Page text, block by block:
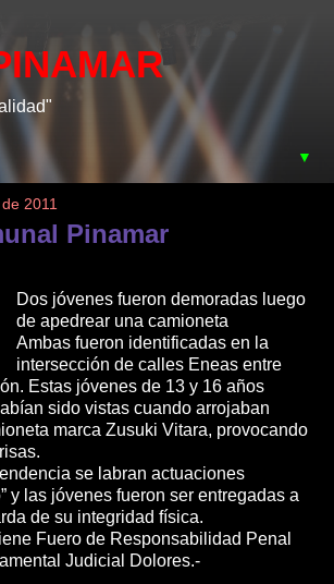
▼
2011
Pinamar
Dos jóvenes fueron demoradas luego
de apedrear una camioneta
Ambas fueron identificadas en la
intersección de calles Eneas entre
Estas jóvenes de 13 y 16 años
sido vistas cuando arrojaban
marca Zusuki Vitara, provocando
se labran actuaciones
y las jóvenes fueron ser entregadas a
de su integridad física.
Fuero de Responsabilidad Penal
Judicial Dolores.-